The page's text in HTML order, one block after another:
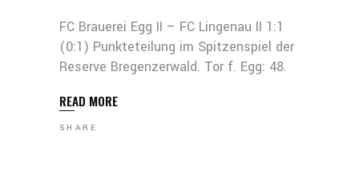
FC Brauerei Egg II – FC Lingenau II 1:1
(0:1) Punkteteilung im Spitzenspiel der
Reserve Bregenzerwald. Tor f. Egg: 48.
READ MORE
SHARE